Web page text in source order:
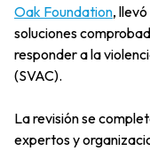
Oak Foundation,
soluciones
responder a la
(SVAC).
La revisión se
expertos y